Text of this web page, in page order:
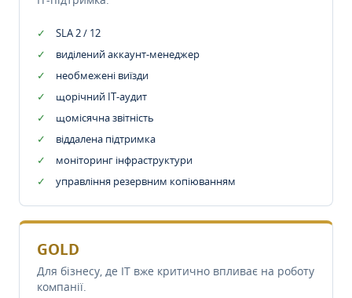
SLA 2 / 12
виділений аккаунт-менеджер
необмежені виїзди
щорічний IT-аудит
щомісячна звітність
віддалена підтримка
моніторинг інфраструктури
управління резервним копіюванням
GOLD
Для бізнесу, де IT вже критично впливає на роботу
компанії.